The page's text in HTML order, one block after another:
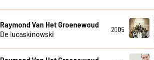
Raymond Van Het Groenewoud
De lucaskinowski
2005